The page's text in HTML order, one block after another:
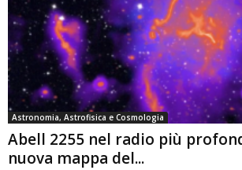
Astronomia, Astrofisica e Cosmologia
Abell 2255 nel radio più
nuova mappa del...